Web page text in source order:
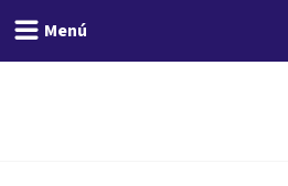
Menú